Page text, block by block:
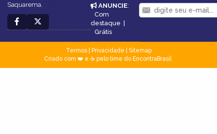
Saquarema.
ANUNCIE:
Com
destaque
Grátis
Termos| Privacidade
Sitemap
Criado com ❤️ e ☕ pelo time do EncontraBrasil